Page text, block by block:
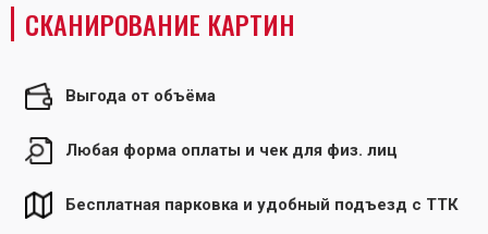
СКАНИРОВАНИЕ КАРТИН
Выгода от объёма
Любая форма оплаты и чек для физ. лиц
Бесплатная парковка и удобный подъезд с ТТК